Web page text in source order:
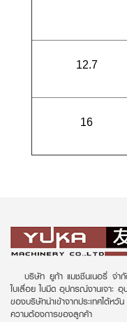
12.7
16
บริษัท ยูก้า แมชชีนเนอรี่ จำ
ใบเลื่อย ใบมีด อุปกรณ์งานเจาะ
ของบริษัทนำเข้าจากประเทศไต้
ความต้องการของลูกค้า